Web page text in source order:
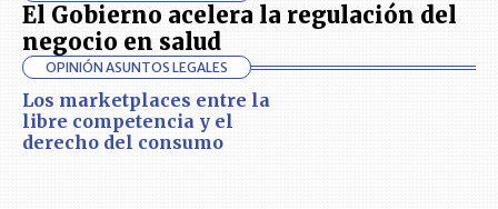
El Gobierno acelera la regulación del
negocio en salud
OPINIÓN ASUNTOS LEGALES
Los marketplaces entre la
libre competencia y el
derecho del consumo